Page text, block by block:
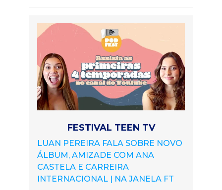
FESTIVAL TEEN TV
LUAN PEREIRA FALA SOBRE NOVO
ÁLBUM, AMIZADE COM ANA
CASTELA E CARREIRA
INTERNACIONAL | NA JANELA FT